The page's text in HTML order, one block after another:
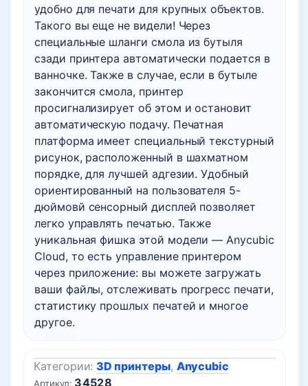
удобно для печати для крупных объектов.
Такого вы еще не видели! Через
специальные шланги смола из бутыля
сзади принтера автоматически подается в
ванночке. Также в случае, если в бутыле
закончится смола, принтер
просигнализирует об этом и остановит
автоматическую подачу. Печатная
платформа имеет специальный текстурный
рисунок, расположенный в шахматном
порядке, для лучшей адгезии. Удобный
ориентированный на пользователя 5-
дюймовй сенсорный дисплей позволяет
легко управлять печатью. Также
уникальная фишка этой модели — Anycubic
Cloud, то есть управление принтером
через приложение: вы можете загружать
ваши файлы, отслеживать прогресс печати,
статистику прошлых печатей и многое
другое.
Артикул: 34528
Категории: 3D принтеры, Anycubic